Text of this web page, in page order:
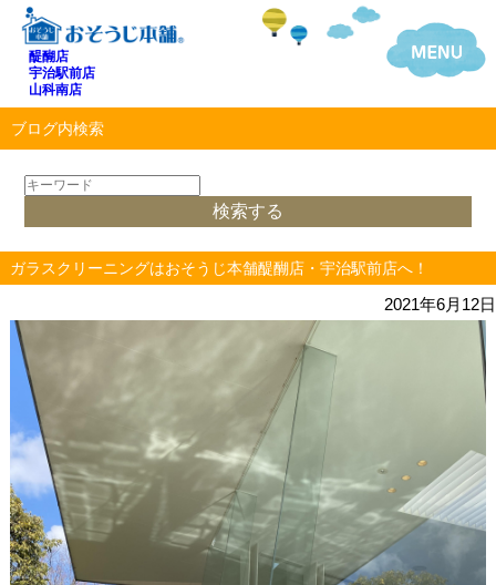
醍醐店
宇治駅前店
山科南店
ブログ内検索
ガラスクリーニングはおそうじ本舗醍醐店・宇治駅前店へ！
2021年6月12日